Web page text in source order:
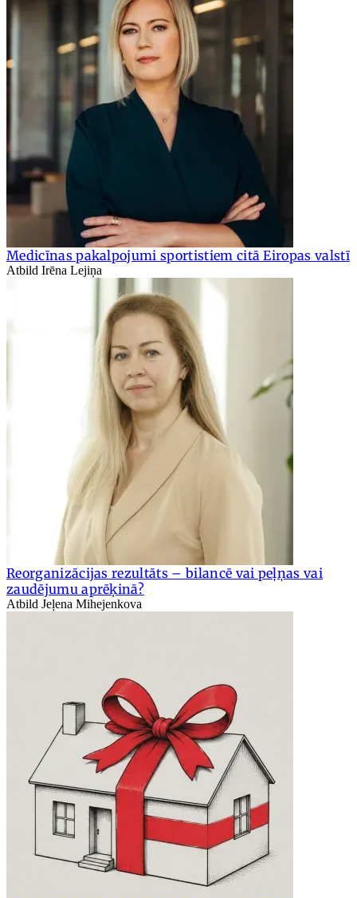
Medicīnas pakalpojumi sportistiem citā Eiropas valstī
Atbild Irēna Lejiņa
Reorganizācijas rezultāts – bilancē vai peļņas vai
zaudējumu aprēķinā?
Atbild Jeļena Mihejenkova